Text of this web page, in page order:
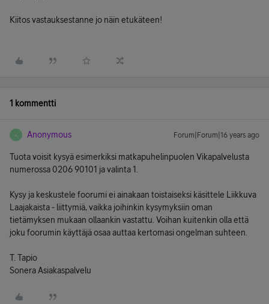
Kiitos vastauksestanne jo näin etukäteen!
1 kommentti
A Anonymous Forum|Forum|16 years ago
Tuota voisit kysyä esimerkiksi matkapuhelinpuolen Vikapalvelusta
numerossa 0206 90101 ja valinta 1.
Kysy ja keskustele foorumi ei ainakaan toistaiseksi käsittele Liikkuva
Laajakaista - liittymiä, vaikka joihinkin kysymyksiin oman
tietämyksen mukaan ollaankin vastattu. Voihan kuitenkin olla että
joku foorumin käyttäjä osaa auttaa kertomasi ongelman suhteen.
T. Tapio
Sonera Asiakaspalvelu